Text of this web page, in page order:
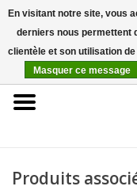
EUR
Accueil
Produits
En visitant notre site, vous
derniers nous permettent
clientèle et son utilisation
Masquer ce message